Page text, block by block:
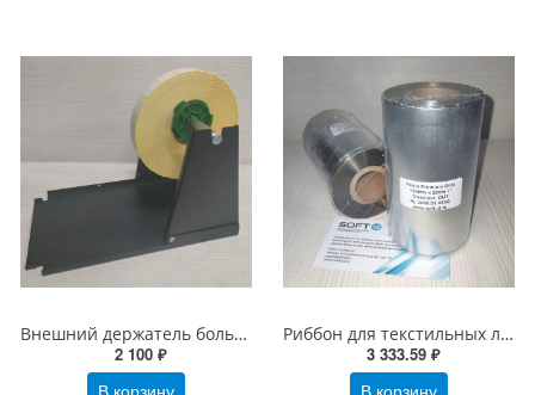
Внешний держатель больших рулонов для MPRINT TLP100/300 TERRA NOVA (4544)
2 100 ₽
Риббон для текстильных лент Gold Золото Глянцевый 103х200х25 (ширина х длина х втулка) OUT
3 333.59 ₽